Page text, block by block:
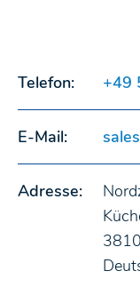
Telefon: +49
E-Mail:
Adresse: